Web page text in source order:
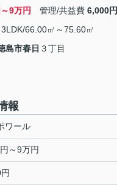
9万円 管理/共益費 6,000円
66.00㎡～75.60㎡
島市春日 ３丁目
報
ワール
～9万円